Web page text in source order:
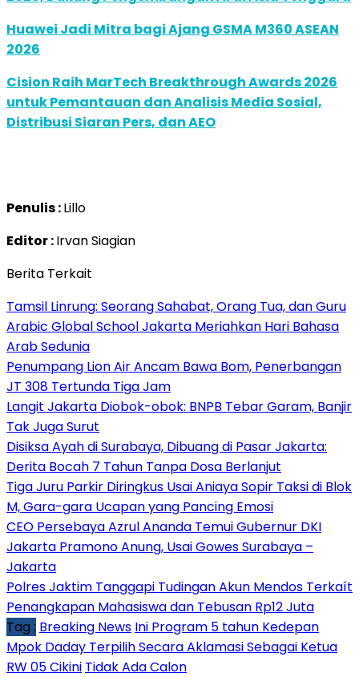
Huawei Jadi Mitra bagi Ajang GSMA M360 ASEAN
2026
Cision Raih MarTech Breakthrough Awards 2026
untuk Pemantauan dan Analisis Media Sosial,
Distribusi Siaran Pers, dan AEO
Penulis :Lillo
Editor :Irvan Siagian
Berita Terkait
Tamsil Linrung: Seorang Sahabat, Orang Tua, dan Guru
Arabic Global School Jakarta Meriahkan Hari Bahasa
Arab Sedunia
Penumpang Lion Air Ancam Bawa Bom, Penerbangan
JT 308 Tertunda Tiga Jam
Langit Jakarta Diobok-obok: BNPB Tebar Garam, Banjir
Tak Juga Surut
Disiksa Ayah di Surabaya, Dibuang di Pasar Jakarta:
Derita Bocah 7 Tahun Tanpa Dosa Berlanjut
Tiga Juru Parkir Diringkus Usai Aniaya Sopir Taksi di Blok
M, Gara-gara Ucapan yang Pancing Emosi
CEO Persebaya Azrul Ananda Temui Gubernur DKI
Jakarta Pramono Anung, Usai Gowes Surabaya –
Jakarta
Polres Jaktim Tanggapi Tudingan Akun Mendos Terkaít
Penangkapan Mahasiswa dan Tebusan Rp12 Juta
Tag : Breaking News Ini Program 5 tahun Kedepan
Mpok Daday Terpilih Secara Aklamasi Sebagai Ketua
RW 05 Cikini Tidak Ada Calon